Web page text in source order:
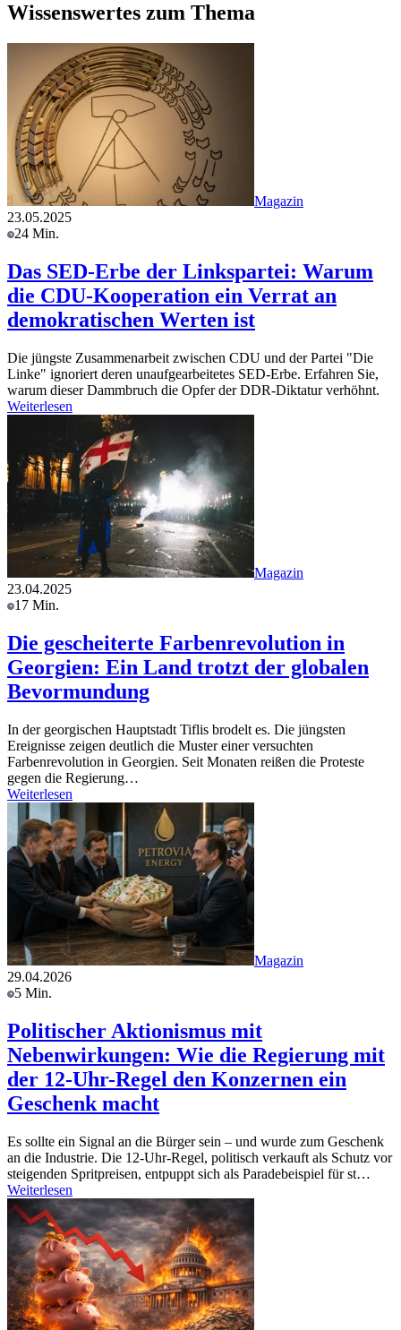
Wissenswertes zum Thema
Magazin
23.05.2025
24 Min.
Das SED-Erbe der Linkspartei: Warum
die CDU-Kooperation ein Verrat an
demokratischen Werten ist
Die jüngste Zusammenarbeit zwischen CDU und der Partei "Die
Linke" ignoriert deren unaufgearbeitetes SED-Erbe. Erfahren Sie,
warum dieser Dammbruch die Opfer der DDR-Diktatur verhöhnt.
Weiterlesen
Magazin
23.04.2025
17 Min.
Die gescheiterte Farbenrevolution in
Georgien: Ein Land trotzt der globalen
Bevormundung
In der georgischen Hauptstadt Tiflis brodelt es. Die jüngsten
Ereignisse zeigen deutlich die Muster einer versuchten
Farbenrevolution in Georgien. Seit Monaten reißen die Proteste
gegen die Regierung…
Weiterlesen
Magazin
29.04.2026
5 Min.
Politischer Aktionismus mit
Nebenwirkungen: Wie die Regierung mit
der 12-Uhr-Regel den Konzernen ein
Geschenk macht
Es sollte ein Signal an die Bürger sein – und wurde zum Geschenk
an die Industrie. Die 12-Uhr-Regel, politisch verkauft als Schutz vor
steigenden Spritpreisen, entpuppt sich als Paradebeispiel für st…
Weiterlesen